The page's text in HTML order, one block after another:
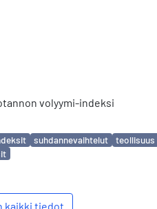
volyymi-indeksi
suhdannevaihtelut teollisuus
kaikki tiedot